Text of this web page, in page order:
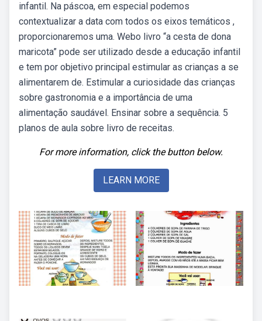
infantil. Na páscoa, em especial podemos
contextualizar a data com todos os eixos temáticos ,
proporcionaremos uma. Webo livro “a cesta de dona
maricota” pode ser utilizado desde a educação infantil
e tem por objetivo principal estimular as crianças a se
alimentarem de. Estimular a curiosidade das crianças
sobre gastronomia e a importância de uma
alimentação saudável. Ensinar sobre a sequência. 5
planos de aula sobre livro de receitas.
For more information, click the button below.
LEARN MORE